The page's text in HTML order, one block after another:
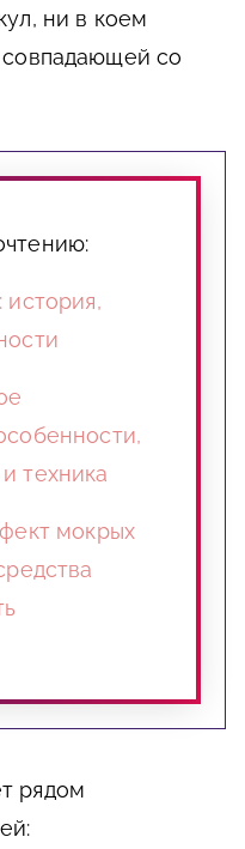
ни в коем
со
история,
техника
мокрых
рядом